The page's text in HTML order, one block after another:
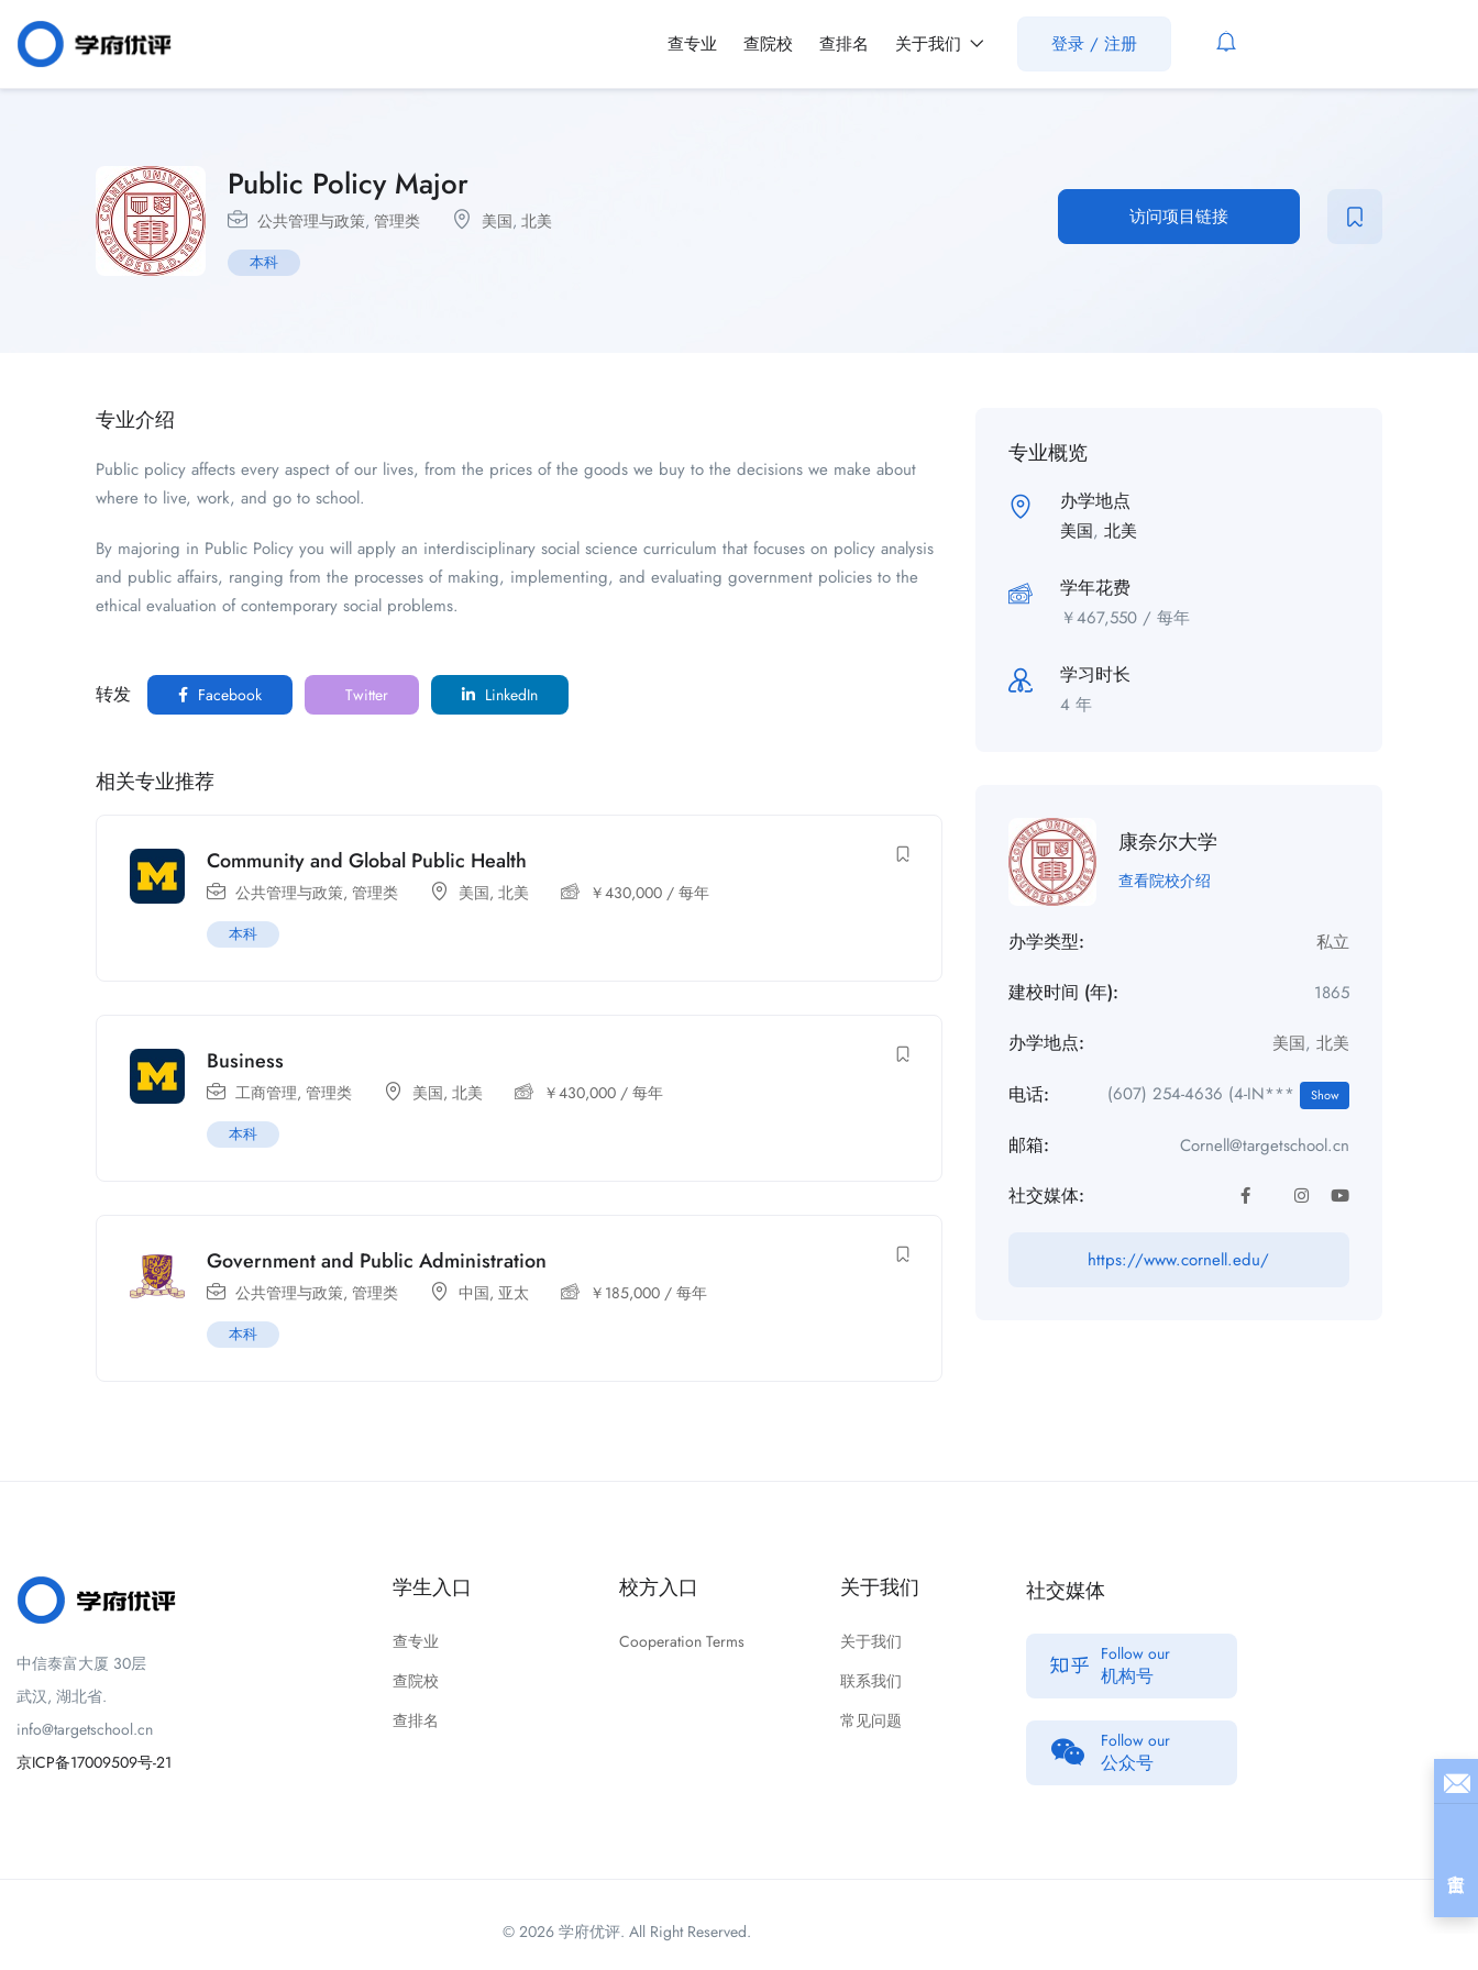
查专业 查院校 查排名 关于我们 登录 / 注册
Public Policy Major
公共管理与政策, 管理类 美国, 北美
本科
访问项目链接
专业介绍
Public policy affects every aspect of our lives, from the prices of the goods we buy to the decisions we make about
where to live, work, and go to school.
By majoring in Public Policy you will apply an interdisciplinary social science curriculum that focuses on policy analysis
and public affairs, ranging from the processes of making, implementing, and evaluating government policies to the
ethical evaluation of contemporary social problems.
转发 Facebook Twitter LinkedIn
相关专业推荐
Community and Global Public Health
公共管理与政策, 管理类 美国, 北美 ￥430,000 / 每年
本科
Business
工商管理, 管理类 美国, 北美 ￥430,000 / 每年
本科
Government and Public Administration
公共管理与政策, 管理类 中国, 亚太 ￥ 185,000 / 每年
本科
专业概览
办学地点
美国, 北美
学年花费
￥467,550 / 每年
学习时长
4 年
康奈尔大学
查看院校介绍
办学类型: 私立
建校时间 (年): 1865
办学地点: 美国, 北美
电话: (607) 254-4636 (4-IN*** Show
邮箱: Cornell@targetschool.cn
社交媒体:
https://www.cornell.edu/
中信泰富大厦 30层
武汉, 湖北省.
info@targetschool.cn
京ICP备17009509号-21
学生入口
查专业
查院校
查排名
校方入口
Cooperation Terms
关于我们
关于我们
联系我们
常见问题
社交媒体
Follow our
机构号
Follow our
公众号
© 2026 学府优评. All Right Reserved.